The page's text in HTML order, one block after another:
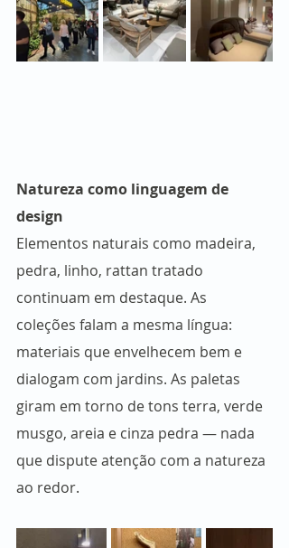
Natureza como linguagem de
design
Elementos naturais como madeira,
pedra, linho, rattan tratado
continuam em destaque. As
coleções falam a mesma língua:
materiais que envelhecem bem e
dialogam com jardins. As paletas
giram em torno de tons terra, verde
musgo, areia e cinza pedra — nada
que dispute atenção com a natureza
ao redor.